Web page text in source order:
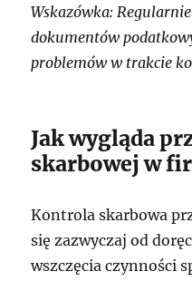
Wskazówka:
dokumentów
problemów w trakcie
Jak wygląda
skarbowej w
Kontrola skarbowa
się zazwyczaj od
wszczęcia czynności